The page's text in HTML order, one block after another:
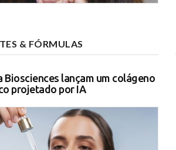
& FÓRMULAS
Biosciences lançam um colágeno
projetado por IA